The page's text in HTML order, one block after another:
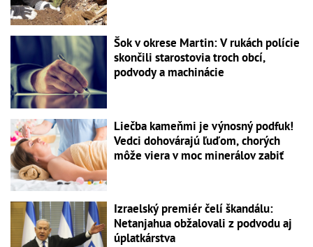
Šok v okrese Martin: V rukách polície
skončili starostovia troch obcí,
podvody a machinácie
Liečba kameňmi je výnosný podfuk!
Vedci dohovárajú ľuďom, chorých
môže viera v moc minerálov zabiť
Izraelský premiér čelí škandálu:
Netanjahua obžalovali z podvodu aj
úplatkárstva